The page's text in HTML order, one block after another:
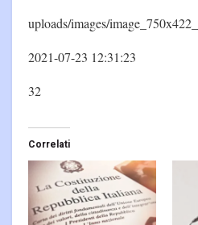
uploads/images/
2021-07-23 12:31:23
32
Correlati